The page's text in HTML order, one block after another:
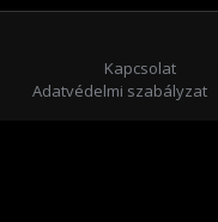
Kapcsolat
Adatvédelmi szabályzat